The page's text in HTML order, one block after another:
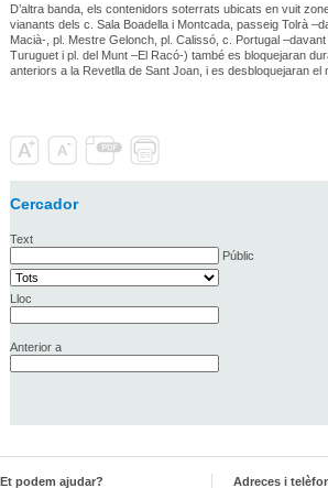
D’altra banda, els contenidors soterrats ubicats en vuit
vianants dels c. Sala Boadella i Montcada, passeig Tolrà
Macià-, pl. Mestre Gelonch, pl. Calissó, c. Portugal –davant
Turuguet i pl. del Munt –El Racó-) també es bloquejaran
anteriors a la Revetlla de Sant Joan, i es desbloquejaran el
Cercador
Text
Públic
Lloc
Anterior a
Et podem ajudar?
Adreces i